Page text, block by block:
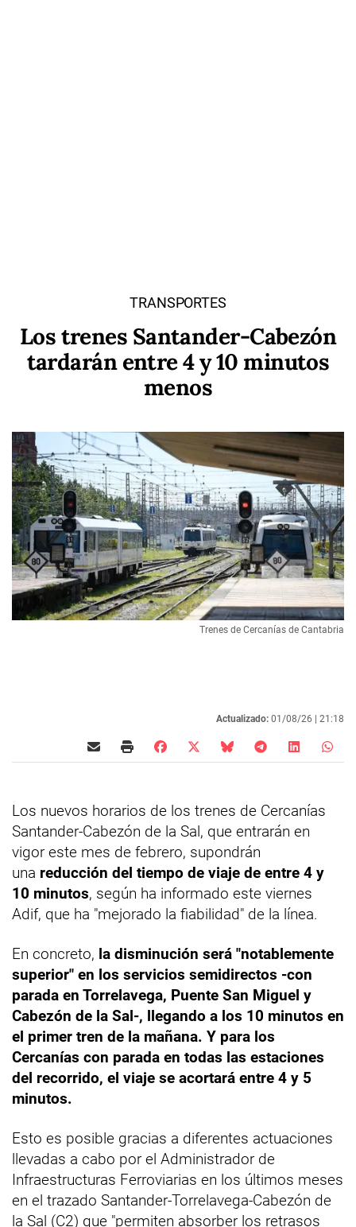
TRANSPORTES
Los trenes Santander-Cabezón
tardarán entre 4 y 10 minutos
menos
Trenes de Cercanías de Cantabria
Actualizado: 01/08/26 | 21:18
Los nuevos horarios de los trenes de Cercanías
Santander-Cabezón de la Sal, que entrarán en
vigor este mes de febrero, supondrán
una reducción del tiempo de viaje de entre 4 y
10 minutos, según ha informado este viernes
Adif, que ha "mejorado la fiabilidad" de la línea.
En concreto, la disminución será "notablemente
superior" en los servicios semidirectos -con
parada en Torrelavega, Puente San Miguel y
Cabezón de la Sal-, llegando a los 10 minutos en
el primer tren de la mañana. Y para los
Cercanías con parada en todas las estaciones
del recorrido, el viaje se acortará entre 4 y 5
minutos.
Esto es posible gracias a diferentes actuaciones
llevadas a cabo por el Administrador de
Infraestructuras Ferroviarias en los últimos meses
en el trazado Santander-Torrelavega-Cabezón de
la Sal (C2) que "permiten absorber los retrasos